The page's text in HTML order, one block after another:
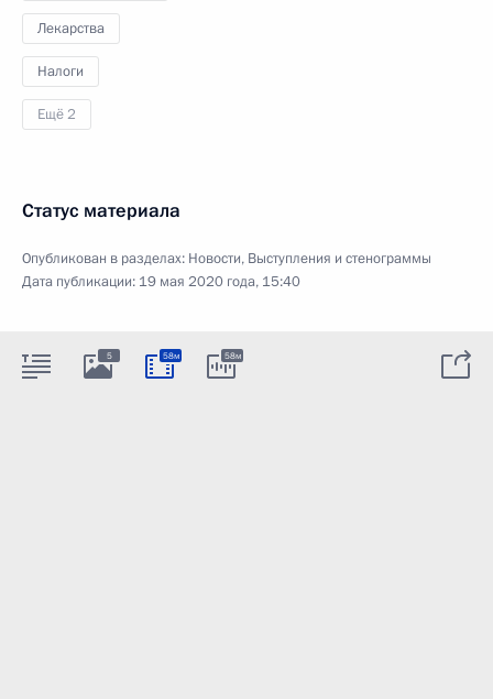
Лекарства
Налоги
Ещё 2
Статус материала
Опубликован в разделах: Новости, Выступления и стенограммы
Дата публикации: 19 мая 2020 года, 15:40
5 58м 58м